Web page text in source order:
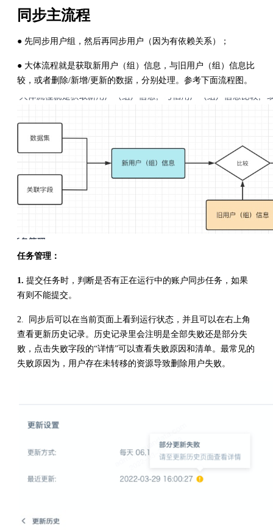
同步主流程
● 先同步用户组，然后再同步用户（因为有依赖关系）；
● 大体流程就是获取新用户（组）信息，与旧用户（组）信息比
较，或者删除/新增/更新的数据，分别处理。参考下面流程图。
任务管理：
1. 提交任务时，判断是否有正在运行中的账户同步任务，如果
有则不能提交。
2. 同步后可以在当前页面上看到运行状态，并且可以在右上角
查看更新历史记录。历史记录里会注明是全部失败还是部分失
败，点击失败字段的“详情”可以查看失败原因和清单。最常见的
失败原因为，用户存在未转移的资源导致删除用户失败。